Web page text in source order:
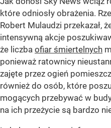
które odniosły obrażenia.
Robert Mulaudzi przekazał,
intensywną akcje
że liczba ofiar śmiertelnych
ponieważ ratownicy
zajęte przez ogień
również do osób, które
mogących przebywać w
na ich przeżycie są bardzo